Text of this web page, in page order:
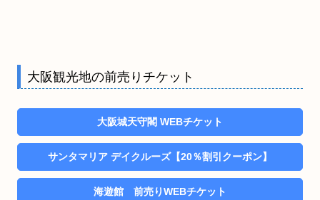
大阪観光地の前売りチケット
大阪城天守閣 WEBチケット
サンタマリア デイクルーズ【20％割引クーポン】
海遊館 前売りWEBチケット